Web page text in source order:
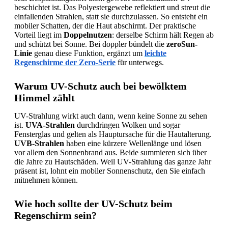
beschichtet ist. Das Polyestergewebe reflektiert und streut die
einfallenden Strahlen, statt sie durchzulassen. So entsteht ein
mobiler Schatten, der die Haut abschirmt. Der praktische
Vorteil liegt im Doppelnutzen: derselbe Schirm hält Regen ab
und schützt bei Sonne. Bei doppler bündelt die zeroSun-
Linie genau diese Funktion, ergänzt um leichte
Regenschirme der Zero-Serie für unterwegs.
Warum UV-Schutz auch bei bewölktem
Himmel zählt
UV-Strahlung wirkt auch dann, wenn keine Sonne zu sehen
ist. UVA-Strahlen durchdringen Wolken und sogar
Fensterglas und gelten als Hauptursache für die Hautalterung.
UVB-Strahlen haben eine kürzere Wellenlänge und lösen
vor allem den Sonnenbrand aus. Beide summieren sich über
die Jahre zu Hautschäden. Weil UV-Strahlung das ganze Jahr
präsent ist, lohnt ein mobiler Sonnenschutz, den Sie einfach
mitnehmen können.
Wie hoch sollte der UV-Schutz beim
Regenschirm sein?